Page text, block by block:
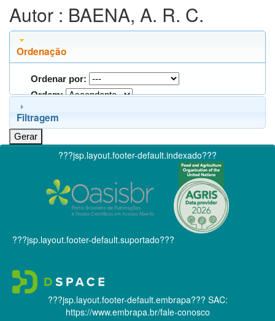
Autor : BAENA, A. R. C.
Ordenação
Ordenar por:
Ordem:
Filtragem
???jsp.layout.footer-default.indexado???
???jsp.layout.footer-default.suportado???
???jsp.layout.footer-default.embrapa??? SAC:
https://www.embrapa.br/fale-conosco